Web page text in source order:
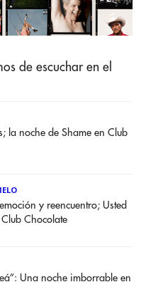
de escuchar en el
la noche de Shame en Club
y reencuentro; Usted
Chocolate
Una noche imborrable en